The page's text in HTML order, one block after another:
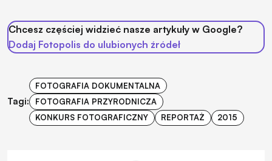
Chcesz częściej widzieć nasze artykuły w Google?
Dodaj Fotopolis do ulubionych źródeł
Tagi:
FOTOGRAFIA DOKUMENTALNA
FOTOGRAFIA PRZYRODNICZA
KONKURS FOTOGRAFICZNY
REPORTAŻ 2015